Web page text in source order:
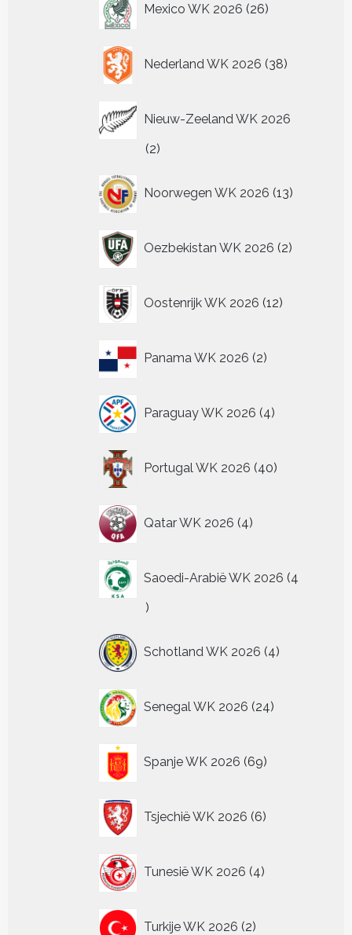
Mexico WK 2026 26
producten
Nederland WK 2026 38
producten
Nieuw-Zeeland WK 2026
22
Noorwegen WK 2026 13
producten
Oezbekistan WK 2026 2
producten
Oostenrijk WK 2026 12
producten
Panama WK 2026 2
producten
Paraguay WK 2026 4
producten
Portugal WK 2026 40
producten
Qatar WK 2026 4
producten
Saoedi-Arabië WK 2026 4
4
Schotland WK 2026 4
producten
Senegal WK 2026 24
producten
Spanje WK 2026 69
producten
Tsjechië WK 2026 6
producten
Tunesië WK 2026 4
producten
Turkije WK 2026 2